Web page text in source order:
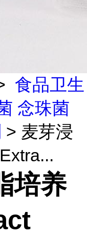
食品卫生
念珠菌
> 麦芽浸
培养